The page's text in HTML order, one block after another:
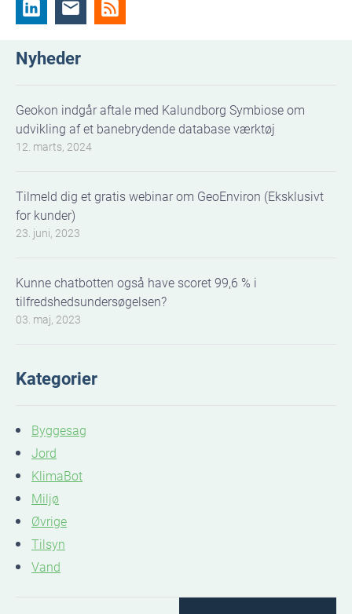
Nyheder
Geokon indgår aftale med Kalundborg Symbiose om
udvikling af et banebrydende database værktøj
12. marts, 2024
Tilmeld dig et gratis webinar om GeoEnviron (Eksklusivt
for kunder)
23. juni, 2023
Kunne chatbotten også have scoret 99,6 % i
tilfredshedsundersøgelsen?
03. maj, 2023
Kategorier
Byggesag
Jord
KlimaBot
Miljø
Øvrige
Tilsyn
Vand